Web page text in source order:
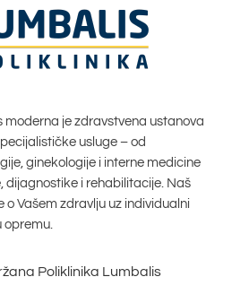
moderna je zdravstvena ustanova
usluge – od
ginekologije i interne medicine
dijagnostike i rehabilitacije. Naš
Vašem zdravlju uz individualni
opremu.
Poliklinika Lumbalis